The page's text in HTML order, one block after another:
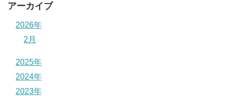
アーカイブ
2026年
2月
2025年
2024年
2023年